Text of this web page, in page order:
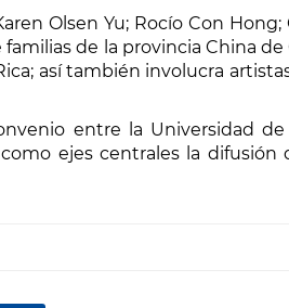
Olsen Yu; Rocío Con
de la provincia China
así también involucra
entre la Universidad de
ejes centrales la